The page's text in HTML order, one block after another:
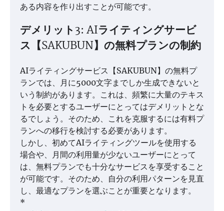
ある内容を作り出すことが可能です。
デメリット3: AIライティングサービ
ス【SAKUBUN】の無料プランの制約
AIライティングサービス【SAKUBUN】の無料プ
ランでは、月に5000文字までしか生成できないと
いう制約があります。これは、頻繁に大量のテキス
トを必要とするユーザーにとってはデメリットとな
るでしょう。そのため、これを克服するには有料プ
ランへの移行を検討する必要があります。
しかし、初めてAIライティングツールを使用する
場合や、月間の利用量が少ないユーザーにとって
は、無料プランでも十分なサービスを享受すること
が可能です。そのため、自分の利用パターンを見直
し、最適なプランを選ぶことが重要となります。
*